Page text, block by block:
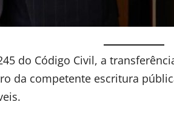
do Código Civil, a
da competente escritura